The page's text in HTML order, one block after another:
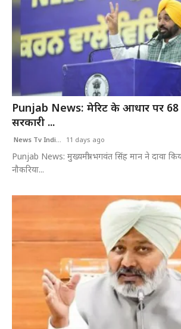
Punjab News: मेरिट के आधार पर 68
सरकारी ...
News Tv Indi... 11 days ago
Punjab News: मुख्यमंत्री भगवंत सिंह मान ने दावा
नौकरिया...